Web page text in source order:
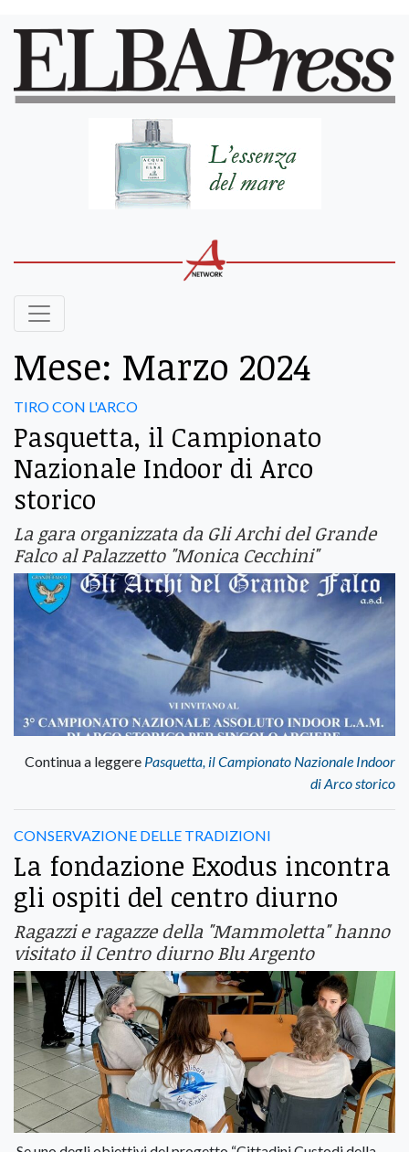
Mese: Marzo 2024
TIRO CON L'ARCO
Pasquetta, il Campionato
Nazionale Indoor di Arco
storico
La gara organizzata da Gli Archi del Grande
Falco al Palazzetto "Monica Cecchini"
Continua a leggere Pasquetta, il Campionato Nazionale Indoor
di Arco storico
CONSERVAZIONE DELLE TRADIZIONI
La fondazione Exodus incontra
gli ospiti del centro diurno
Ragazzi e ragazze della "Mammoletta" hanno
visitato il Centro diurno Blu Argento